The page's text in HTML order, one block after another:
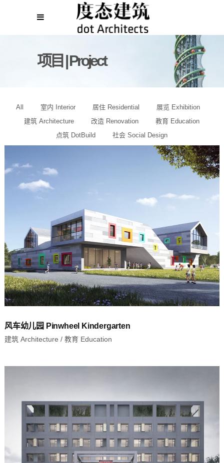
项目 | Project
All 室内 Interior 居住 Residential
展览 Exhibition
建筑 Architecture
改造 Renovation
教育 Education
点筑 DotBuild
社会 Social Design
风车幼儿园 Pinwheel Kindergarten
建筑 Architecture / 教育 Education